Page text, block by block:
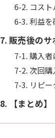
6-2. コス
6-3. 利益
7. 販売後の
7-1. 購入
7-2. 次回
7-3. リピ
8. 【まとめ】